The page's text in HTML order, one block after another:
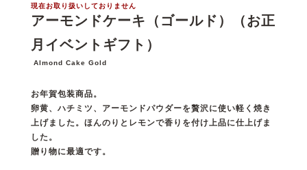
現在お取り扱いしておりません
アーモンドケーキ（ゴールド）（お正
月イベントギフト）
Almond Cake Gold
お年賀包装商品。
卵黄、ハチミツ、アーモンドパウダーを贅沢に使い軽く焼き
上げました。ほんのりとレモンで香りを付け上品に仕上げま
した。
贈り物に最適です。